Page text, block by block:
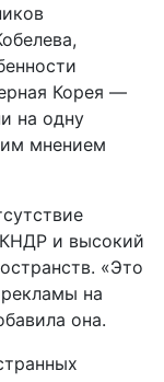
Корея —
на одну
мнением
и высокий
«Это
на
она.